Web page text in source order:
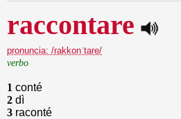
raccontare
pronuncia: /rakkonˈtare/
verbo
1 conté
2 dì
3 raconté